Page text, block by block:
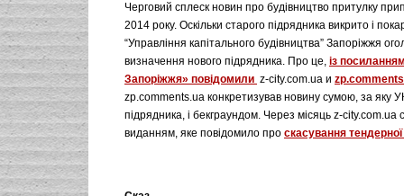
Черговий сплеск новин про будівництво притулку
2014 року. Оскільки старого підрядника викрито і
“Управління капітального будівництва” Запоріжжя
визначення нового підрядника. Про це, із
Запоріжжя» повідомили z-city.com.ua и
zp.comments.ua конкретизував новину сумою, за яку
підрядника, і бекграундом. Через місяць z-city.com.ua
виданням, яке повідомило про скасування